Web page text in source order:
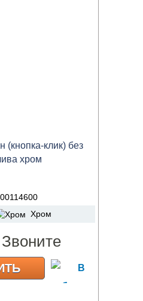
(кнопка-клик) без
хром
Хром
Звоните